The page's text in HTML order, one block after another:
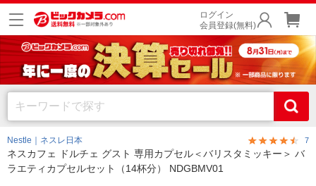
ログイン
会員登録(無料)
Nestle｜ネスレ日本 7
ネスカフェ ドルチェ グスト 専用カプセル＜バリスタミッキー＞ バ
ラエティカプセルセット（14杯分） NDGBMV01